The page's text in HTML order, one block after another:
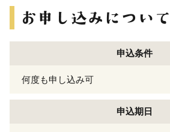
申込条件
何度も申し込み可
申込期日